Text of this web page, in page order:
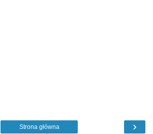
›
Strona główna